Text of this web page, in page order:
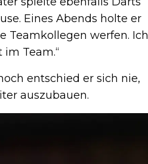
Eines Abends holte er
Teamkollegen werfen. Ich
Team.“
entschied er sich nie,
auszubauen.